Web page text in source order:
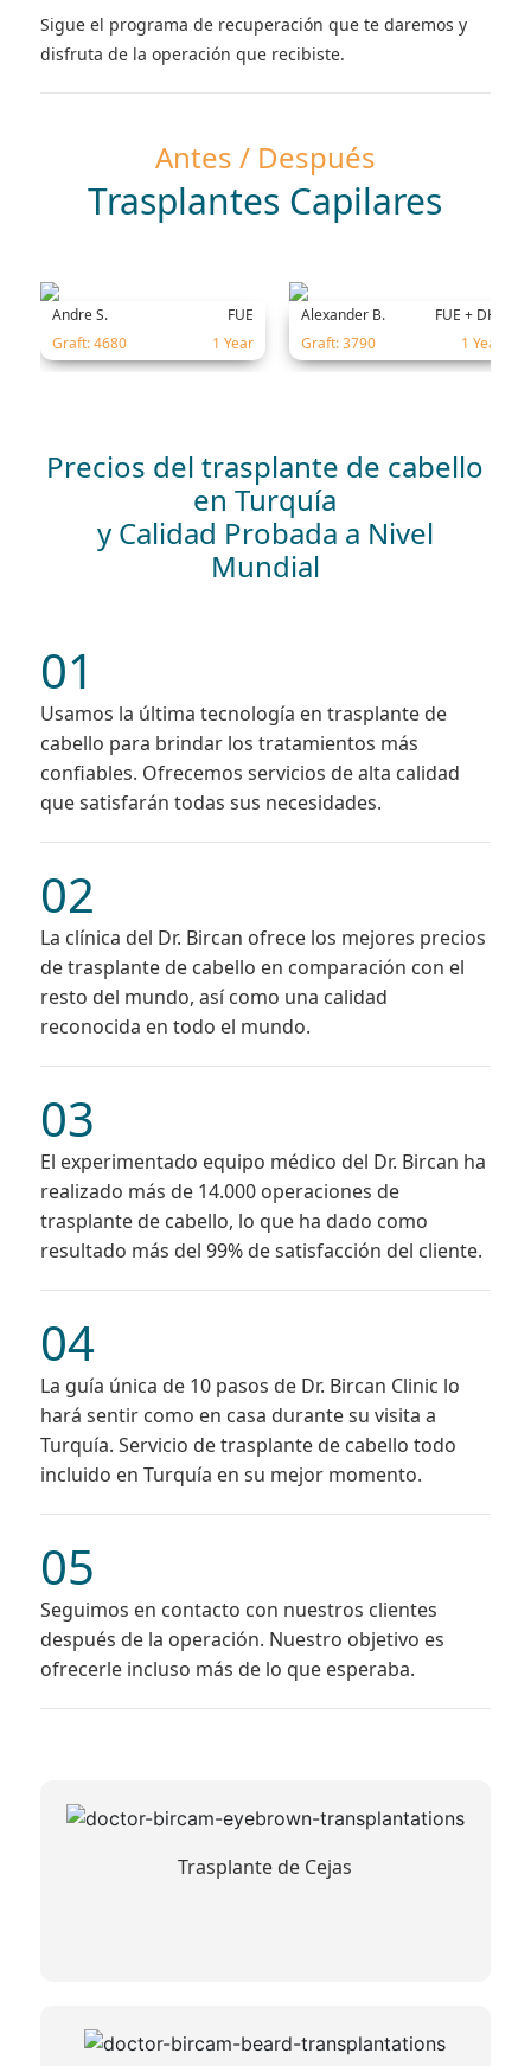
Sigue el programa de recuperación que te daremos y
disfruta de la operación que recibiste.
Antes / Después
Trasplantes Capilares
Andre S.
Graft: 4680
FUE
1 Year
Alexander B.
Graft: 3790
FUE + DHI
1 Year
Precios del trasplante de cabello
en Turquía
y Calidad Probada a Nivel
Mundial
01
Usamos la última tecnología en trasplante de
cabello para brindar los tratamientos más
confiables. Ofrecemos servicios de alta calidad
que satisfarán todas sus necesidades.
02
La clínica del Dr. Bircan ofrece los mejores precios
de trasplante de cabello en comparación con el
resto del mundo, así como una calidad
reconocida en todo el mundo.
03
El experimentado equipo médico del Dr. Bircan ha
realizado más de 14.000 operaciones de
trasplante de cabello, lo que ha dado como
resultado más del 99% de satisfacción del cliente.
04
La guía única de 10 pasos de Dr. Bircan Clinic lo
hará sentir como en casa durante su visita a
Turquía. Servicio de trasplante de cabello todo
incluido en Turquía en su mejor momento.
05
Seguimos en contacto con nuestros clientes
después de la operación. Nuestro objetivo es
ofrecerle incluso más de lo que esperaba.
Trasplante de Cejas